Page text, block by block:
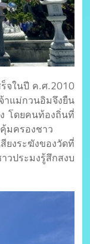
จในปี ค.ศ.2010
แม่กวนอิมจึงยืน
โดยคนท้องถิ่นที่
มครองชาว
ยงระฆังของวัดที่
วประมงรู้สึกสงบ